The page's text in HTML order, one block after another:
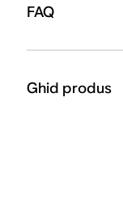
FAQ
Ghid produs